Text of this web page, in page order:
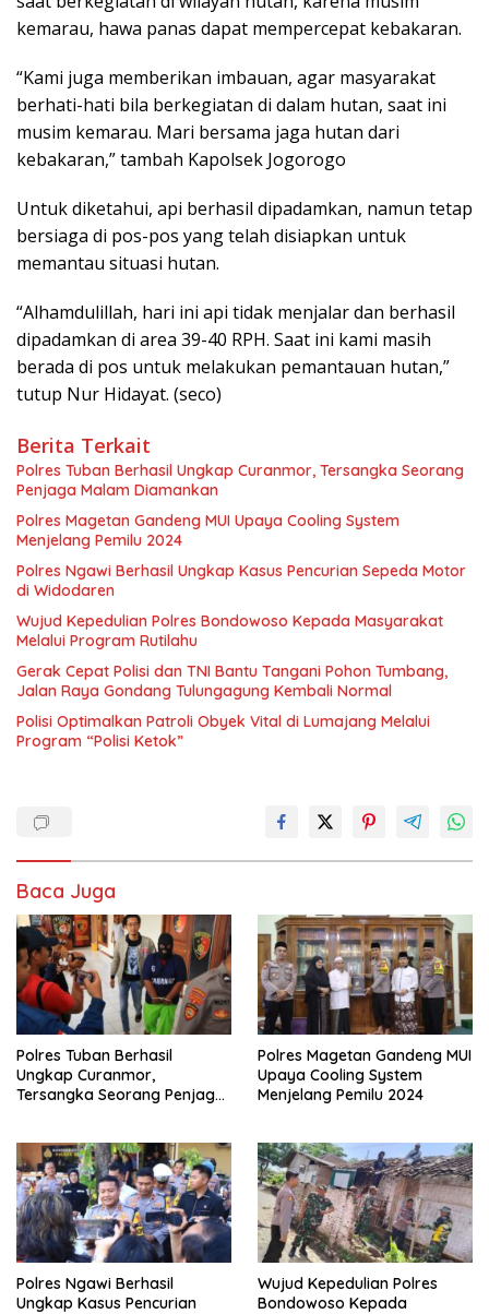
kemarau, hawa panas dapat mempercepat kebakaran.
“Kami juga memberikan imbauan, agar masyarakat
berhati-hati bila berkegiatan di dalam hutan, saat ini
musim kemarau. Mari bersama jaga hutan dari
kebakaran,” tambah Kapolsek Jogorogo
Untuk diketahui, api berhasil dipadamkan, namun tetap
bersiaga di pos-pos yang telah disiapkan untuk
memantau situasi hutan.
“Alhamdulillah, hari ini api tidak menjalar dan berhasil
dipadamkan di area 39-40 RPH. Saat ini kami masih
berada di pos untuk melakukan pemantauan hutan,”
tutup Nur Hidayat. (seco)
Berita Terkait
Polres Tuban Berhasil Ungkap Curanmor, Tersangka Seorang
Penjaga Malam Diamankan
Polres Magetan Gandeng MUI Upaya Cooling System
Menjelang Pemilu 2024
Polres Ngawi Berhasil Ungkap Kasus Pencurian Sepeda Motor
di Widodaren
Wujud Kepedulian Polres Bondowoso Kepada Masyarakat
Melalui Program Rutilahu
Gerak Cepat Polisi dan TNI Bantu Tangani Pohon Tumbang,
Jalan Raya Gondang Tulungagung Kembali Normal
Polisi Optimalkan Patroli Obyek Vital di Lumajang Melalui
Program “Polisi Ketok”
Baca Juga
Polres Tuban Berhasil
Ungkap Curanmor,
Tersangka Seorang Penjaga
Polres Magetan Gandeng MUI
Upaya Cooling System
Menjelang Pemilu 2024
Polres Ngawi Berhasil
Ungkap Kasus Pencurian
Wujud Kepedulian Polres
Bondowoso Kepada